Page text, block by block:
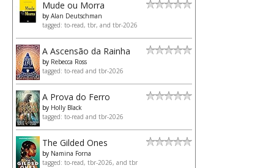
Mude ou Morra
by Alan Deutschman
tagged: to-read, tbr, and tbr-2026
A Ascensão da Rainha
by Rebecca Ross
tagged: to-read and tbr-2026
A Prova do Ferro
by Holly Black
tagged: to-read and tbr-2026
The Gilded Ones
by Namina Forna
tagged: to-read, tbr-2026, and tbr